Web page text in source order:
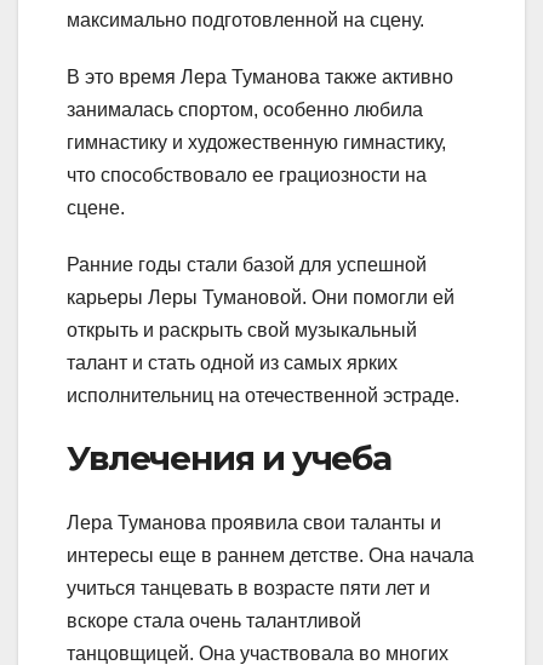
максимально подготовленной на сцену.
В это время Лера Туманова также активно
занималась спортом, особенно любила
гимнастику и художественную гимнастику,
что способствовало ее грациозности на
сцене.
Ранние годы стали базой для успешной
карьеры Леры Тумановой. Они помогли ей
открыть и раскрыть свой музыкальный
талант и стать одной из самых ярких
исполнительниц на отечественной эстраде.
Увлечения и учеба
Лера Туманова проявила свои таланты и
интересы еще в раннем детстве. Она начала
учиться танцевать в возрасте пяти лет и
вскоре стала очень талантливой
танцовщицей. Она участвовала во многих